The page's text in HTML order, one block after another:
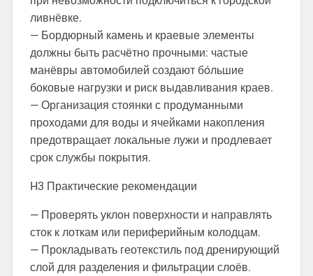
ливнёвке.
— Бордюрный камень и краевые элементы
должны быть расчётно прочными: частые
манёвры автомобилей создают бóльшие
боковые нагрузки и риск выдавливания краев.
— Организация стоянки с продуманными
проходами для воды и ячейками накопления
предотвращает локальные лужи и продлевает
срок службы покрытия.
H3 Практические рекомендации
— Проверять уклон поверхности и направлять
сток к лоткам или периферийным колодцам.
— Прокладывать геотекстиль под дренирующий
слой для разделения и фильтрации слоёв.